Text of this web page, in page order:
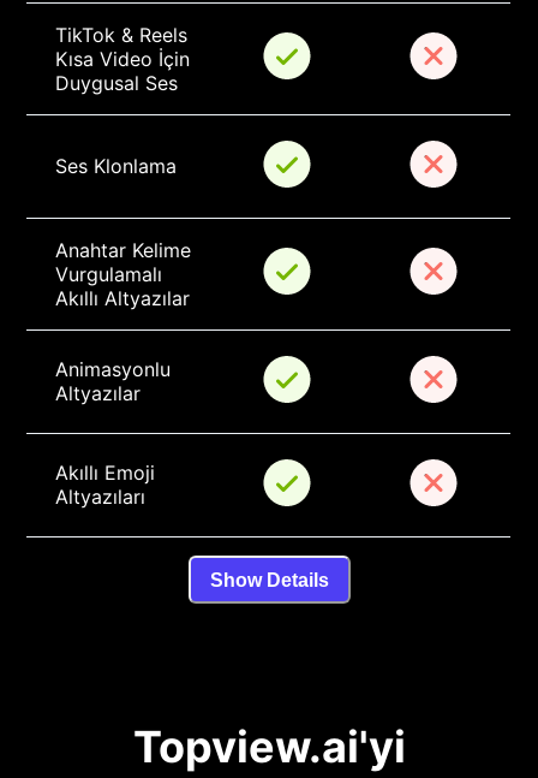
TikTok & Reels
Kısa Video İçin
Duygusal Ses
Ses Klonlama
Anahtar Kelime
Vurgulamalı
Akıllı Altyazılar
Animasyonlu
Altyazılar
Akıllı Emoji
Altyazıları
Show Details
Topview.ai'yi